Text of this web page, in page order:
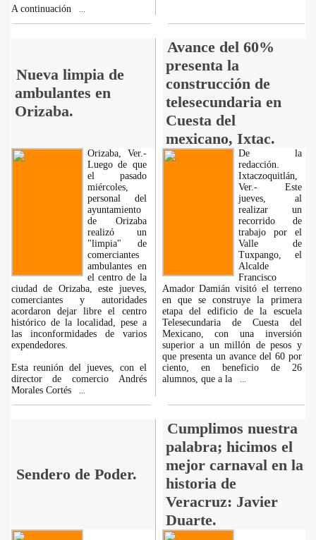
A continuación
Nueva limpia de
ambulantes en
Orizaba.
Avance del 60%
presenta la
construcción de
telesecundaria en
Cuesta del
mexicano, Ixtac.
Orizaba, Ver.-
Luego de que
el pasado
miércoles,
personal del
ayuntamiento
de Orizaba
realizó un
"limpia" de
comerciantes
ambulantes en
el centro de la
ciudad de Orizaba, este jueves,
comerciantes y autoridades
acordaron dejar libre el centro
histórico de la localidad, pese a
las inconformidades de varios
expendedores.
Esta reunión del jueves, con el
director de comercio Andrés
Morales Cortés
De la
redacción.
Ixtaczoquitlán,
Ver.- Este
jueves, al
realizar un
recorrido de
trabajo por el
Valle de
Tuxpango, el
Alcalde
Francisco
Amador Damián visitó el terreno
en que se construye la primera
etapa del edificio de la escuela
Telesecundaria de Cuesta del
Mexicano, con una inversión
superior a un millón de pesos y
que presenta un avance del 60 por
ciento, en beneficio de 26
alumnos, que a la
Sendero de Poder.
Cumplimos nuestra
palabra; hicimos el
mejor carnaval en la
historia de
Veracruz: Javier
Duarte.